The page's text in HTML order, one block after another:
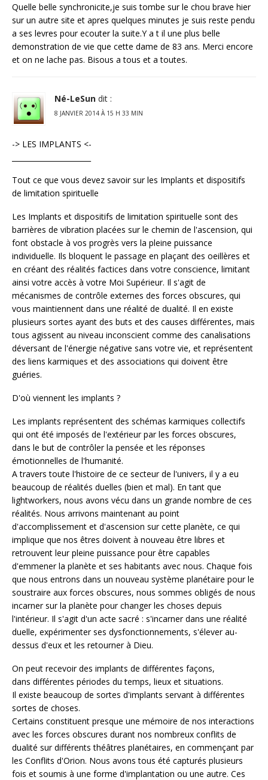
Quelle belle synchronicite,je suis tombe sur le chou brave hier
sur un autre site et apres quelques minutes je suis reste pendu
a ses levres pour ecouter la suite.Y a t il une plus belle
demonstration de vie que cette dame de 83 ans. Merci encore
et on ne lache pas. Bisous a tous et a toutes.
Né-LeSun dit :
8 JANVIER 2014 À 15 H 33 MIN
-> LES IMPLANTS <-
Tout ce que vous devez savoir sur les Implants et dispositifs
de limitation spirituelle
Les Implants et dispositifs de limitation spirituelle sont des
barrières de vibration placées sur le chemin de l'ascension, qui
font obstacle à vos progrès vers la pleine puissance
individuelle. Ils bloquent le passage en plaçant des oeillères et
en créant des réalités factices dans votre conscience, limitant
ainsi votre accès à votre Moi Supérieur. Il s'agit de
mécanismes de contrôle externes des forces obscures, qui
vous maintiennent dans une réalité de dualité. Il en existe
plusieurs sortes ayant des buts et des causes différentes, mais
tous agissent au niveau inconscient comme des canalisations
déversant de l'énergie négative sans votre vie, et représentent
des liens karmiques et des associations qui doivent être
guéries.
D'où viennent les implants ?
Les implants représentent des schémas karmiques collectifs
qui ont été imposés de l'extérieur par les forces obscures,
dans le but de contrôler la pensée et les réponses
émotionnelles de l'humanité.
A travers toute l'histoire de ce secteur de l'univers, il y a eu
beaucoup de réalités duelles (bien et mal). En tant que
lightworkers, nous avons vécu dans un grande nombre de ces
réalités. Nous arrivons maintenant au point
d'accomplissement et d'ascension sur cette planète, ce qui
implique que nos êtres doivent à nouveau être libres et
retrouvent leur pleine puissance pour être capables
d'emmener la planète et ses habitants avec nous. Chaque fois
que nous entrons dans un nouveau système planétaire pour le
soustraire aux forces obscures, nous sommes obligés de nous
incarner sur la planète pour changer les choses depuis
l'intérieur. Il s'agit d'un acte sacré : s'incarner dans une réalité
duelle, expérimenter ses dysfonctionnements, s'élever au-
dessus d'eux et les retourner à Dieu.
On peut recevoir des implants de différentes façons,
dans différentes périodes du temps, lieux et situations.
Il existe beaucoup de sortes d'implants servant à différentes
sortes de choses.
Certains constituent presque une mémoire de nos interactions
avec les forces obscures durant nos nombreux conflits de
dualité sur différents théâtres planétaires, en commençant par
les Conflits d'Orion. Nous avons tous été capturés plusieurs
fois et soumis à une forme d'implantation ou une autre. Ces